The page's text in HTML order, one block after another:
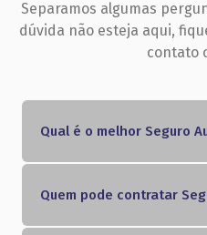
Separamos algumas
dúvida não esteja aqui,
contato
Qual é o melhor Seguro
Quem pode contratar